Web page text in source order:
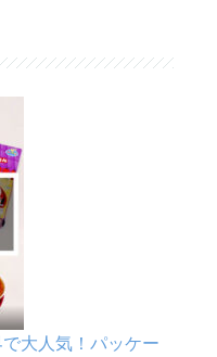
大人気！パッケー